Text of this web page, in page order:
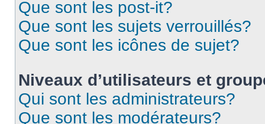
Que sont les post-it?
Que sont les sujets verrouillés?
Que sont les icônes de sujet?
Niveaux d’utilisateurs et
Qui sont les administrateurs?
Que sont les modérateurs?